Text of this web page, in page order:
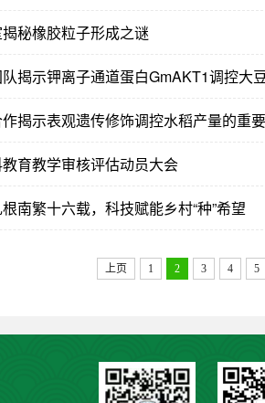
秘橡胶粒子形成之谜
揭示钾离子通道蛋白GmAKT1调控大
揭示表观遗传修饰调控水稻产量的重
育教学审核评估动员大会
南繁十六载，科技赋能乡村“种”希望
上页 1 2 3 4 5